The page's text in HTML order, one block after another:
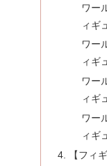
ワー
ィギ
ワー
ィギ
ワー
ィギ
ワー
ィギ
【フィ